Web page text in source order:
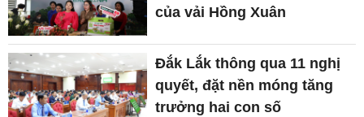
của vải Hồng Xuân
Đắk Lắk thông qua 11 nghị
quyết, đặt nền móng tăng
trưởng hai con số